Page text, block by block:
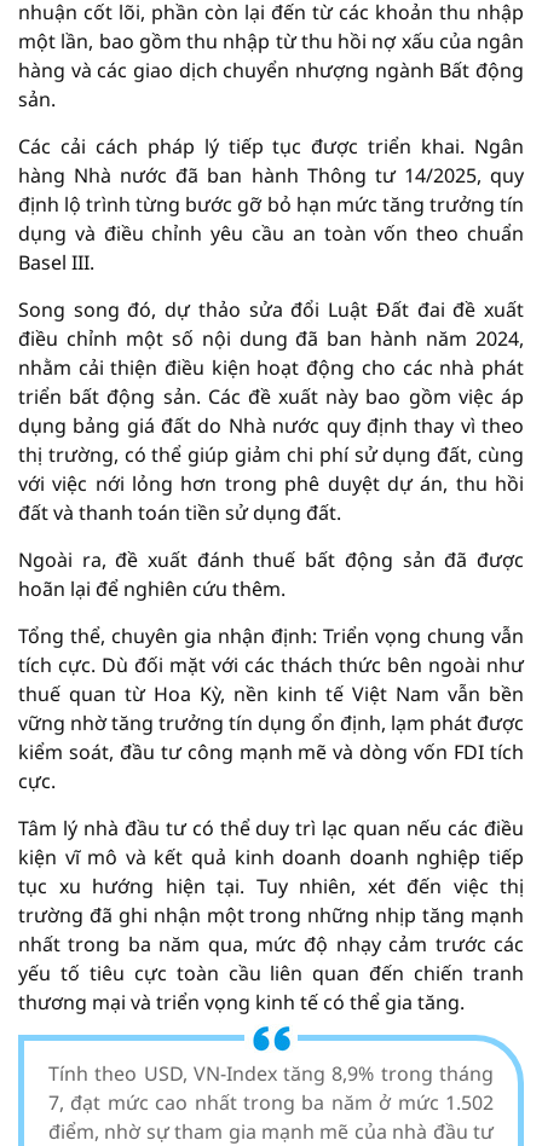
nhuận cốt lõi, phần còn lại đến từ các khoản thu nhập
một lần, bao gồm thu nhập từ thu hồi nợ xấu của ngân
hàng và các giao dịch chuyển nhượng ngành Bất động
sản.
Các cải cách pháp lý tiếp tục được triển khai. Ngân
hàng Nhà nước đã ban hành Thông tư 14/2025, quy
định lộ trình từng bước gỡ bỏ hạn mức tăng trưởng tín
dụng và điều chỉnh yêu cầu an toàn vốn theo chuẩn
Basel III.
Song song đó, dự thảo sửa đổi Luật Đất đai đề xuất
điều chỉnh một số nội dung đã ban hành năm 2024,
nhằm cải thiện điều kiện hoạt động cho các nhà phát
triển bất động sản. Các đề xuất này bao gồm việc áp
dụng bảng giá đất do Nhà nước quy định thay vì theo
thị trường, có thể giúp giảm chi phí sử dụng đất, cùng
với việc nới lỏng hơn trong phê duyệt dự án, thu hồi
đất và thanh toán tiền sử dụng đất.
Ngoài ra, đề xuất đánh thuế bất động sản đã được
hoãn lại để nghiên cứu thêm.
Tổng thể, chuyên gia nhận định: Triển vọng chung vẫn
tích cực. Dù đối mặt với các thách thức bên ngoài như
thuế quan từ Hoa Kỳ, nền kinh tế Việt Nam vẫn bền
vững nhờ tăng trưởng tín dụng ổn định, lạm phát được
kiểm soát, đầu tư công mạnh mẽ và dòng vốn FDI tích
cực.
Tâm lý nhà đầu tư có thể duy trì lạc quan nếu các điều
kiện vĩ mô và kết quả kinh doanh doanh nghiệp tiếp
tục xu hướng hiện tại. Tuy nhiên, xét đến việc thị
trường đã ghi nhận một trong những nhịp tăng mạnh
nhất trong ba năm qua, mức độ nhạy cảm trước các
yếu tố tiêu cực toàn cầu liên quan đến chiến tranh
thương mại và triển vọng kinh tế có thể gia tăng.
Tính theo USD, VN-Index tăng 8,9% trong tháng
7, đạt mức cao nhất trong ba năm ở mức 1.502
điểm, nhờ sự tham gia mạnh mẽ của nhà đầu tư